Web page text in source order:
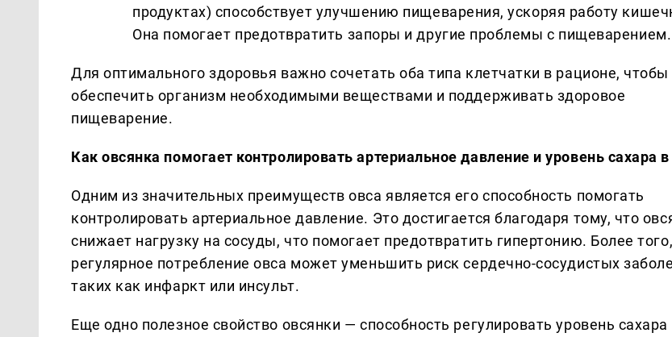
продуктах) способствует улучшению пищеварения, ускоряя работу
Она помогает предотвратить запоры и другие проблемы с пищеварением.
Для оптимального здоровья важно сочетать оба типа клетчатки в рационе, чтобы
обеспечить организм необходимыми веществами и поддерживать здоровое
пищеварение.
Как овсянка помогает контролировать артериальное давление и уровень сахара
Одним из значительных преимуществ овса является его способность помогать
контролировать артериальное давление. Это достигается благодаря тому, что
снижает нагрузку на сосуды, что помогает предотвратить гипертонию. Более того,
регулярное потребление овса может уменьшить риск сердечно-сосудистых
таких как инфаркт или инсульт.
Еще одно полезное свойство овсянки — способность регулировать уровень сахара